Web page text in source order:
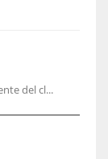
del cl...